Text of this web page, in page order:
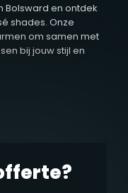
Bolsward en ontdek
shades. Onze
om samen met
bij jouw stijl en